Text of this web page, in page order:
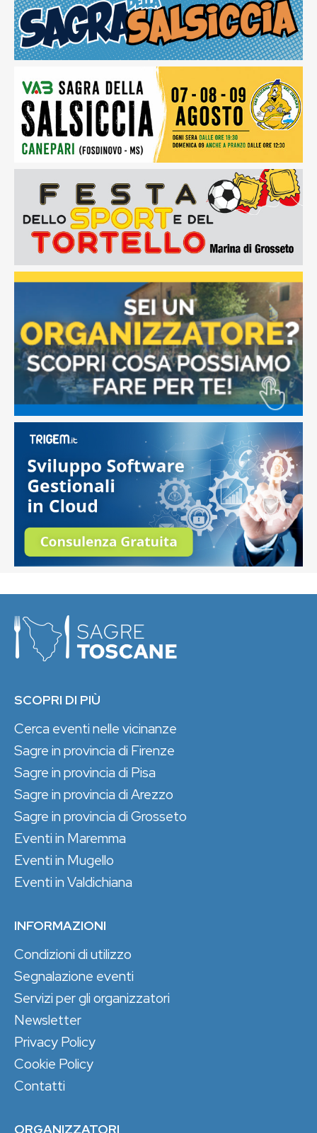
SCOPRI DI PIÙ
Cerca eventi nelle vicinanze
Sagre in provincia di Firenze
Sagre in provincia di Pisa
Sagre in provincia di Arezzo
Sagre in provincia di Grosseto
Eventi in Maremma
Eventi in Mugello
Eventi in Valdichiana
INFORMAZIONI
Condizioni di utilizzo
Segnalazione eventi
Servizi per gli organizzatori
Newsletter
Privacy Policy
Cookie Policy
Contatti
ORGANIZZATORI